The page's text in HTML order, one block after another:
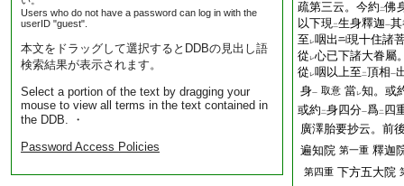
Users who do not have a password can log in with the
userID "guest".
本文をドラッグして選択するとDDBの見出し語
検索結果が表示されます。
Select a portion of the text by dragging your
mouse to view all terms in the text contained in
the DDB. ・
Password Access Policies
疏第三云。今約 二佛
以下現二生身釋迦一
至 レ咽出
現十住諸
從 レ心已下諸大眷屬
從 レ咽以上至 二頂相一
身一 取意 當レ知。或
或約 二身四分一爲二 四
廣澤胎要抄云。前
遍知院 第一重 釋迦
第四重 下方五大院